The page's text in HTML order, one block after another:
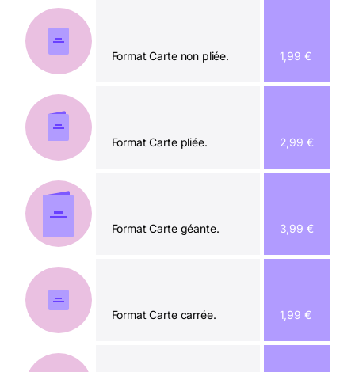
Format Carte non pliée. 1,99 €
Format Carte pliée. 2,99 €
Format Carte géante. 3,99 €
Format Carte carrée. 1,99 €